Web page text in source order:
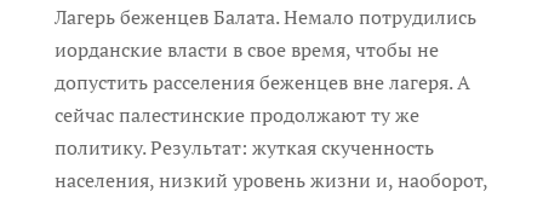
Лагерь беженцев Балата. Немало потрудились
иорданские власти в свое время, чтобы не
допустить расселения беженцев вне лагеря. А
сейчас палестинские продолжают ту же
политику. Результат: жуткая скученность
населения, низкий уровень жизни и, наоборот,